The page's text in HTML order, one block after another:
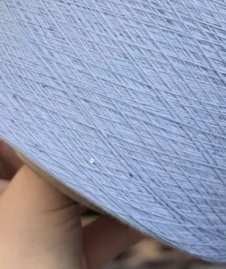
cookie,
сайта и предоставить вам
Также, к сайту подключен сервис
Метрика, использующий cookie.
сайт, вы соглашаетесь с
cookie.